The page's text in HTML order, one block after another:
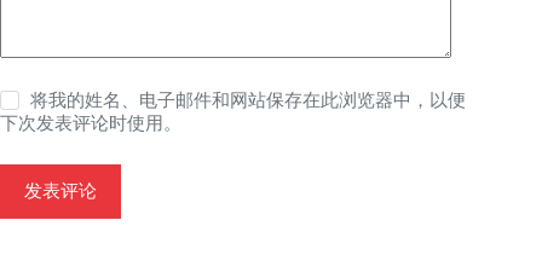
将我的姓名、电子邮件和网站保存在此浏览器中，以便
下次发表评论时使用。
发表评论